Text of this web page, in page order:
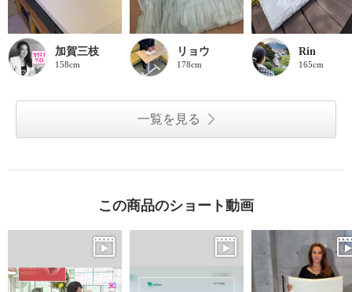
加賀三枝
158cm
リョウ
178cm
Rin
165cm
一覧を見る
この商品のショート動画